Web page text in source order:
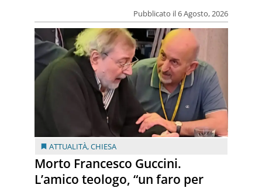
Pubblicato il 6 Agosto, 2026
ATTUALITÀ,CHIESA
Morto Francesco Guccini.
L’amico teologo, “un faro per